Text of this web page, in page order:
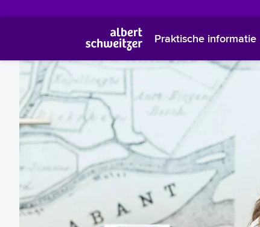
Praktische informatie